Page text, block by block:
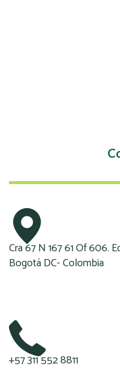
Cra 67 N 167 61 Of 606.
Bogotá DC- Colombia
+57 311 552 8811